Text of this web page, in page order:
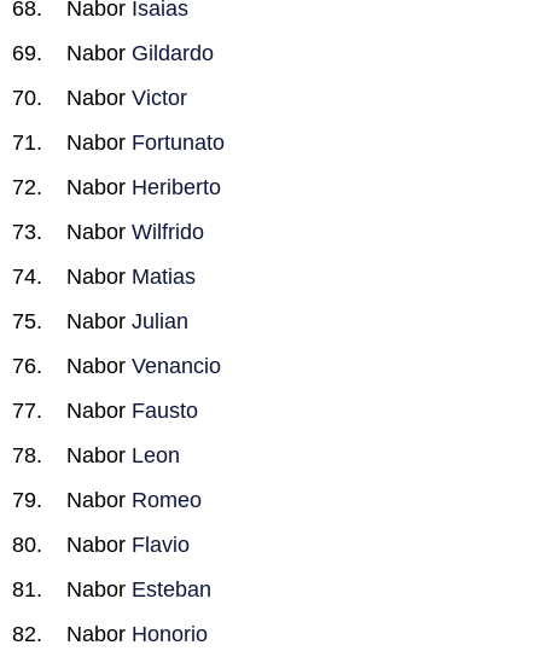
Nabor Isaias
Nabor Gildardo
Nabor Victor
Nabor Fortunato
Nabor Heriberto
Nabor Wilfrido
Nabor Matias
Nabor Julian
Nabor Venancio
Nabor Fausto
Nabor Leon
Nabor Romeo
Nabor Flavio
Nabor Esteban
Nabor Honorio